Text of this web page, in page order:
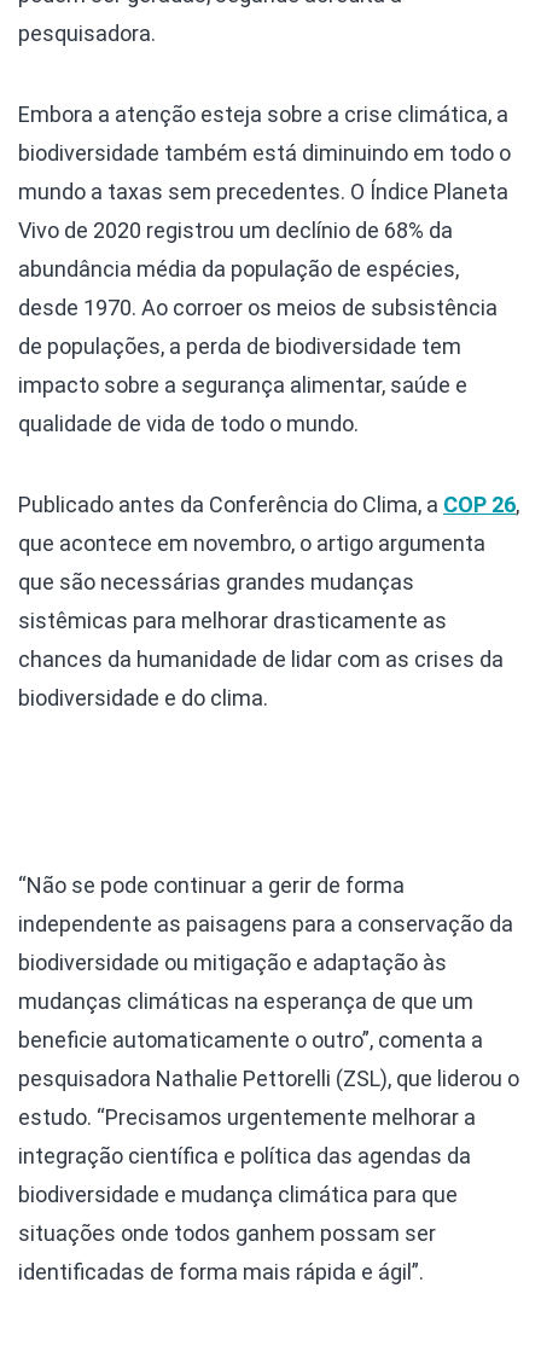
pesquisadora.
Embora a atenção esteja sobre a crise climática, a
biodiversidade também está diminuindo em todo o
mundo a taxas sem precedentes. O Índice Planeta
Vivo de 2020 registrou um declínio de 68% da
abundância média da população de espécies,
desde 1970. Ao corroer os meios de subsistência
de populações, a perda de biodiversidade tem
impacto sobre a segurança alimentar, saúde e
qualidade de vida de todo o mundo.
Publicado antes da Conferência do Clima, a COP 26,
que acontece em novembro, o artigo argumenta
que são necessárias grandes mudanças
sistêmicas para melhorar drasticamente as
chances da humanidade de lidar com as crises da
biodiversidade e do clima.
“Não se pode continuar a gerir de forma
independente as paisagens para a conservação da
biodiversidade ou mitigação e adaptação às
mudanças climáticas na esperança de que um
beneficie automaticamente o outro”, comenta a
pesquisadora Nathalie Pettorelli (ZSL), que liderou o
estudo. “Precisamos urgentemente melhorar a
integração científica e política das agendas da
biodiversidade e mudança climática para que
situações onde todos ganhem possam ser
identificadas de forma mais rápida e ágil”.